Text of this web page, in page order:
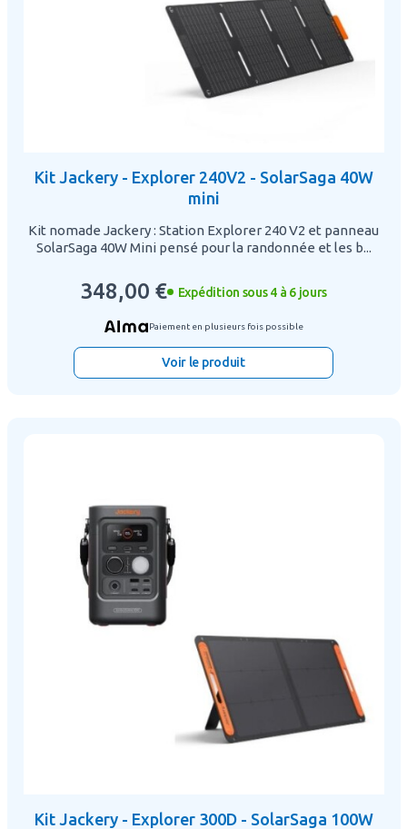
Kit Jackery - Explorer 240V2 - SolarSaga 40W
mini
Kit nomade Jackery : Station Explorer 240 V2 et panneau
SolarSaga 40W Mini pensé pour la randonnée et les b...
348,00 € Expédition sous 4 à 6 jours
Paiement en plusieurs fois possible
Voir le produit
Kit Jackery - Explorer 300D - SolarSaga 100W